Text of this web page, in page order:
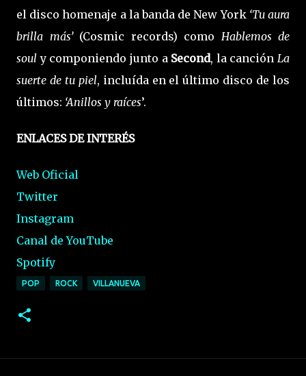
el disco homenaje a la banda de New York ‘Tu aura
brilla más’ (Cosmic records) como Hablemos de
soul y componiendo junto a Second, la canción La
suerte de tu piel, incluída en el último disco de los
últimos: ‘Anillos y raíces’.
ENLACES DE INTERÉS
Web Oficial
Twitter
Instagram
Canal de YouTube
Spotify
POP ROCK VILLANUEVA